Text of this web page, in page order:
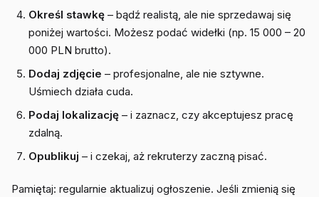
Określ stawkę – bądź realistą, ale nie sprzedawaj się
poniżej wartości. Możesz podać widełki (np. 15 000 – 20
000 PLN brutto).
Dodaj zdjęcie – profesjonalne, ale nie sztywne.
Uśmiech działa cuda.
Podaj lokalizację – i zaznacz, czy akceptujesz pracę
zdalną.
Opublikuj – i czekaj, aż rekruterzy zaczną pisać.
Pamiętaj: regularnie aktualizuj ogłoszenie. Jeśli zmienią się